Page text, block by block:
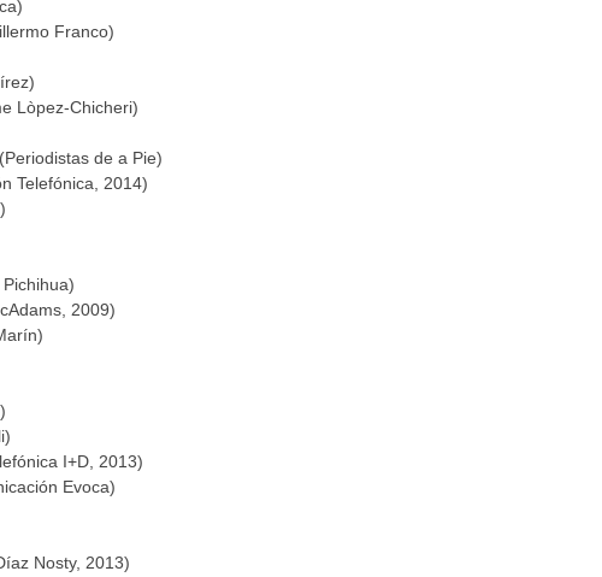
Franco)
Lòpez-Chicheri)
(Periodistas de a Pie)
Telefónica, 2014)
2009)
I+D, 2013)
Evoca)
Nosty, 2013)